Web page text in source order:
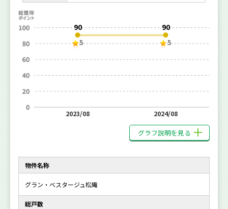
90
5
2023/08
90
5
2024/08
グラフ説明を見る
物件名称
グラン・べスタージュ松庵
総戸数